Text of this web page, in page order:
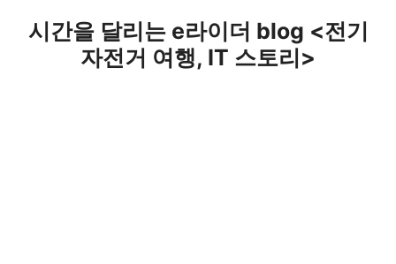
시간을 달리는 e라이더 blog <전기
자전거 여행, IT 스토리>